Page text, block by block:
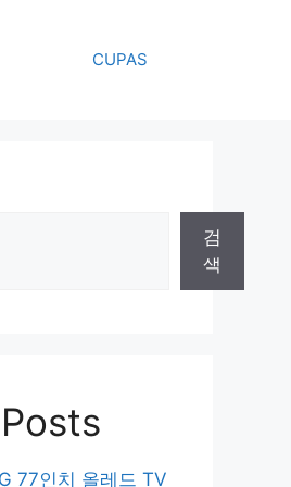
CUPAS
검
색
77인치 올레드 TV